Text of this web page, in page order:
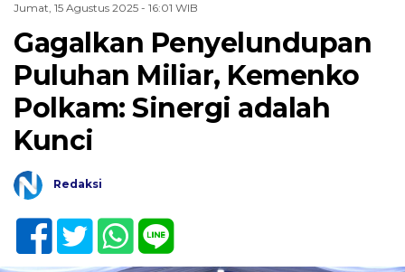
Jumat, 15 Agustus 2025 - 16:01 WIB
Gagalkan Penyelundupan
Puluhan Miliar, Kemenko
Polkam: Sinergi adalah
Kunci
Redaksi